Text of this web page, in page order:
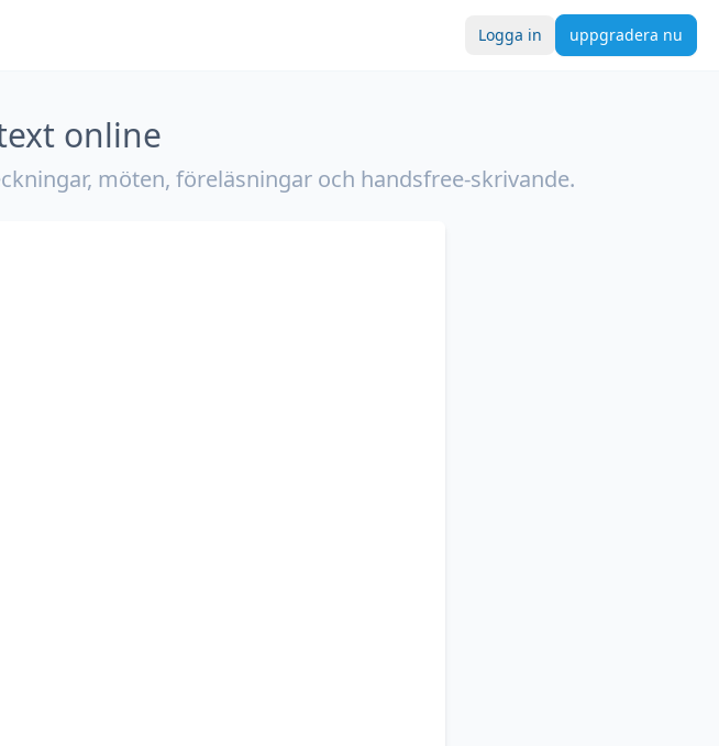
Logga in uppgradera nu
online
möten, föreläsningar och handsfree-skrivande.